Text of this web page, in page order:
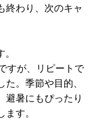
終わり、次のキャ
すが、リピートで
。季節や目的、
避暑にもぴったり
す。